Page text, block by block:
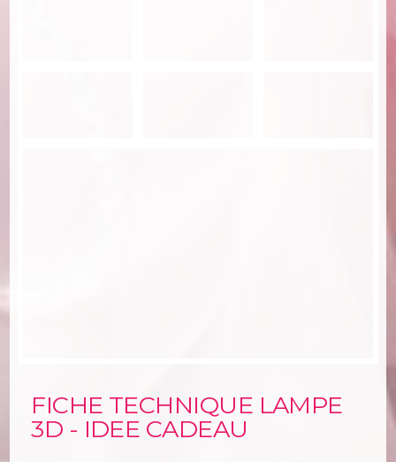
FICHE TECHNIQUE LAMPE
3D - IDEE CADEAU